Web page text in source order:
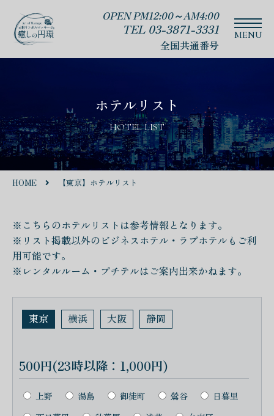
OPEN PM12:00～AM4:00
TEL 03-3871-3331
全国共通番号
ホテルリスト
HOTEL LIST
HOME 【東京】ホテルリスト
※こちらのホテルリストは参考情報となります。
※リスト掲載以外のビジネスホテル・ラブホテルもご利
用可能です。
※レンタルルーム・プチテルはご案内出来かねます。
東京 横浜 大阪 静岡
500円(23時以降：1,000円)
上野 湯島 御徒町 鶯谷
日暮里